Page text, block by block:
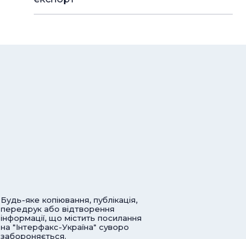
Будь-яке копіювання, публікація,
передрук або відтворення
інформації, що містить посилання
на "Інтерфакс-Україна" суворо
забороняється.